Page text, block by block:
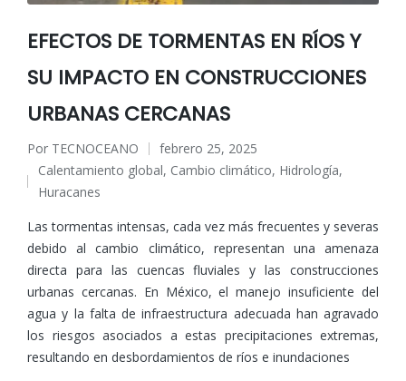
EFECTOS DE TORMENTAS EN RÍOS Y
SU IMPACTO EN CONSTRUCCIONES
URBANAS CERCANAS
Publicado
por
Por TECNOCEANO febrero 25, 2025
Publicado
Calentamiento global, Cambio climático, Hidrología,
Huracanes
Las tormentas intensas, cada vez más frecuentes y severas
debido al cambio climático, representan una amenaza
directa para las cuencas fluviales y las construcciones
urbanas cercanas. En México, el manejo insuficiente del
agua y la falta de infraestructura adecuada han agravado
los riesgos asociados a estas precipitaciones extremas,
resultando en desbordamientos de ríos e inundaciones